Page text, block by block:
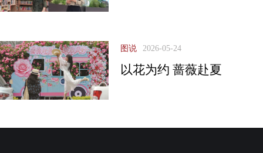
图说 2026-05-24
以花为约 蔷薇赴夏